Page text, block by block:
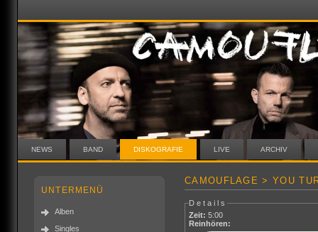
NEWS BAND DISKOGRAFIE LIVE ARCHIV
UNTERMENÜ
Alben
Singles
CAMOUFLAGE > YOU
Details
Zeit: 5:00
Reinhören: